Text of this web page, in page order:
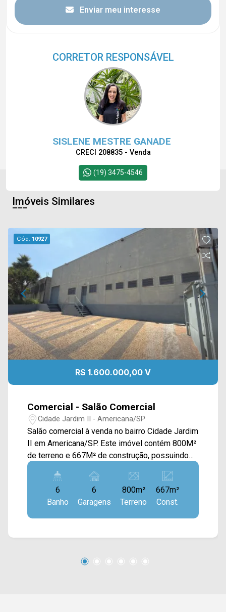
Enviar meu interesse
CORRETOR RESPONSÁVEL
SISLENE MESTRE GANADE
CRECI 208835 - Venda
(19) 3475-4546
Imóveis Similares
Cód. 10927
R$ 1.600.000,00 V
Comercial - Salão Comercial
Cidade Jardim II - Americana/SP
Salão comercial à venda no bairro Cidade Jardim
II em Americana/SP. Este imóvel contém 800M²
de terreno e 667M² de construção, possuindo
amplo salão com pé direito alto, 02 salas
privativas e canil. > 06 banheiros sociais; > 06
vagas de garagem. Localizado próximo à Av. de
Cillo, Av. Abdo Najar e Rod. Luiz de Queiroz. Esta
região conta com restaurantes, praças, padarias,
Vicente. Entre em contato com a equipe da Arbix
Telefone: (19) 3475-4546 ARBIX IMÓVEIS -
6
Banho
6
Garagens
800m²
Terreno
667m²
Const.